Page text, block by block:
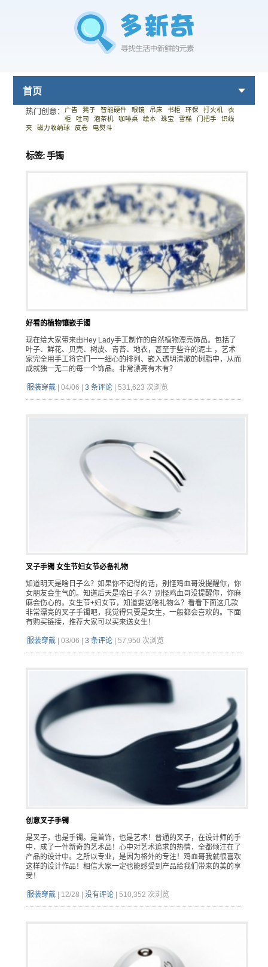
首页
热门创意： 广告 凳子 智能硬件 眼镜 吊床 书柜 环保 打火机
衣
柜
吐司 泡茶机 咖啡桌 绘本 珠宝 雪糕 门把手
识线
夹
磁力收纳球 皮卷 电熨斗
标签: 手镯
好看的植物镶嵌手镯
现在给大家带来由Hey Lady手工制作的自然植物漂亮饰品。包括了
叶子、鲜花、贝壳、树皮、青苔、地衣，甚至于些许的泥土 ，艺术
家完全用手工将它们一一细心的排列、嵌入透明清澈的树脂中，从而
成就独一无二的每一个饰品。非常漂亮有木有？
服装穿戴| 04/06 3 条评论| 531,623 次浏览
叉子手镯 女生节妇女节必备礼物
知道明天是啥日子么？如果你不记得的话，别怪鸡血哥没提醒你，你
女朋友会生气的。知道后天是啥日子么？别怪鸡血哥没提醒你，你麻
麻会伤心的。女生节+妇女节，知道要送啥礼物么？看看下面这几款
非常漂亮的叉子手镯吧，我觉得只要是女生，一般都会喜欢的。下面
有购买链接，推荐大家可以买来送女生！
服装穿戴| 03/06 3 条评论| 57,950 次浏览
创意叉子手镯
是叉子，也是手镯。是首饰，也是艺术！普通的叉子，在设计师的手
中，成了一件新奇的艺术品！心中对艺术追求的热情，全都倾注在了
产品的设计中。之所以专业，是因为格外的专注！鸡血哥我就很喜欢
这样的设计作品！相信大家一定也能感受到产品给我们带来的美的享
受！
服装穿戴| 12/28 | 没有评论| 510,352 次浏览